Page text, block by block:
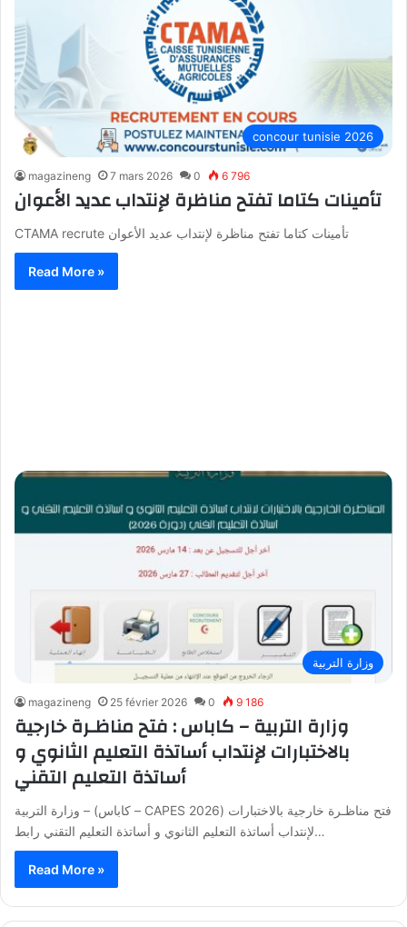
concour tunisie 2026
magazineng 7 mars 2026 0 6 796
تأمينات كتاما تفتح مناظرة لإنتداب عديد الأعوان
CTAMA recrute تأمينات كتاما تفتح مناظرة لإنتداب عديد الأعوان
Read More »
وزارة التربية
magazineng 25 février 2026 0 9 186
وزارة التربية – كاباس : فتح مناظـرة خارجية
بالاختبارات لإنتداب أساتذة التعليم الثانوي و
أساتذة التعليم التقني
وزارة التربية – (كاباس – CAPES 2026) فتح مناظـرة خارجية بالاختبارات
لإنتداب أساتذة التعليم الثانوي و أساتذة التعليم التقني رابط…
Read More »